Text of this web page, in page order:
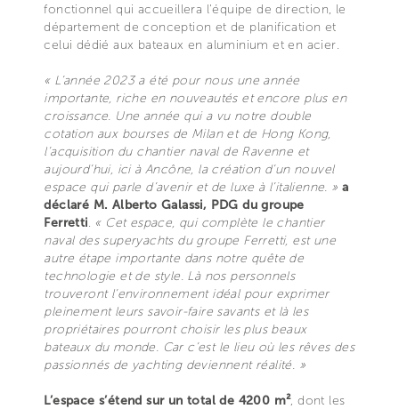
fonctionnel qui accueillera l'équipe de direction, le
département de conception et de planification et
celui dédié aux bateaux en aluminium et en acier.
« L’année 2023 a été pour nous une année
importante, riche en nouveautés et encore plus en
croissance. Une année qui a vu notre double
cotation aux bourses de Milan et de Hong Kong,
l’acquisition du chantier naval de Ravenne et
aujourd’hui, ici à Ancône, la création d’un nouvel
espace qui parle d’avenir et de luxe à l’italienne. » a
déclaré M. Alberto Galassi, PDG du groupe
Ferretti. « Cet espace, qui complète le chantier
naval des superyachts du groupe Ferretti, est une
autre étape importante dans notre quête de
technologie et de style. Là nos personnels
trouveront l’environnement idéal pour exprimer
pleinement leurs savoir-faire savants et là les
propriétaires pourront choisir les plus beaux
bateaux du monde. Car c’est le lieu où les rêves des
passionnés de yachting deviennent réalité. »
L’espace s’étend sur un total de 4200 m², dont les